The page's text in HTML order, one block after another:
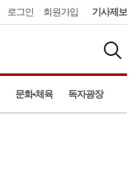
로그인 회원가입 기사제보
문화•체육 독자광장